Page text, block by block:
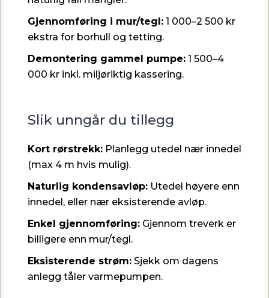
Gjennomføring i mur/tegl: 1 000–2 500 kr
ekstra for borhull og tetting.
Demontering gammel pumpe: 1 500–4
000 kr inkl. miljøriktig kassering.
Slik unngår du tillegg
Kort rørstrekk: Planlegg utedel nær innedel
(max 4 m hvis mulig).
Naturlig kondensavløp: Utedel høyere enn
innedel, eller nær eksisterende avløp.
Enkel gjennomføring: Gjennom treverk er
billigere enn mur/tegl.
Eksisterende strøm: Sjekk om dagens
anlegg tåler varmepumpen.